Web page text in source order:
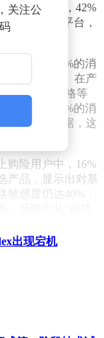
息获取方面，42%
赖短视频平台，
告指出，16%的消
年增长60%。在产
任、保费价格等
级。尽管55%的消
核心决策依据，这
。
购险用户中，16%
产品，显示出对基
感度仍达40%，
提出新要求：
疑信息真实性，
至产品设计、精
单一销售渠道演
关注公
出现宕机